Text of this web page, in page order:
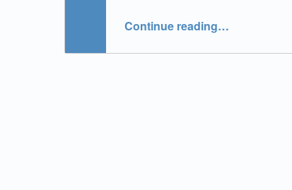
Continue reading“Noivos já incluem procedimentos odontológicos na lista pré-casamento”
…